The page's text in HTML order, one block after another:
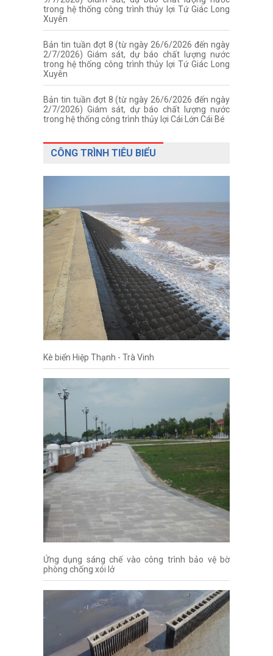
trong hệ thống công trình thủy lợi Tứ Giác Long
Xuyên
Bản tin tuần đợt 8 (từ ngày 26/6/2026 đến ngày
2/7/2026) Giám sát, dự báo chất lượng nước
trong hệ thống công trình thủy lợi Tứ Giác Long
Xuyên
Bản tin tuần đợt 8 (từ ngày 26/6/2026 đến ngày
2/7/2026) Giám sát, dự báo chất lượng nước
trong hệ thống công trình thủy lợi Cái Lớn Cái Bé
CÔNG TRÌNH TIÊU BIỂU
Kè biển Hiệp Thạnh - Trà Vinh
Ứng dụng sáng chế vào công trình bảo vệ bờ
phòng chống xói lở